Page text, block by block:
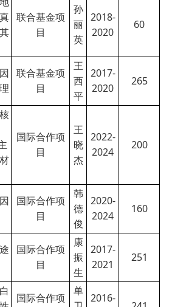
联合基金项
目
孙
丽
英
2018-
2020
60
联合基金项
目
王
西
平
2017-
2020
265
国际合作项
目
王
晓
杰
2022-
2024
200
国际合作项
目
韩
德
俊
2020-
2024
160
国际合作项
目
康
振
生
2017-
2021
251
国际合作项
单
2016-